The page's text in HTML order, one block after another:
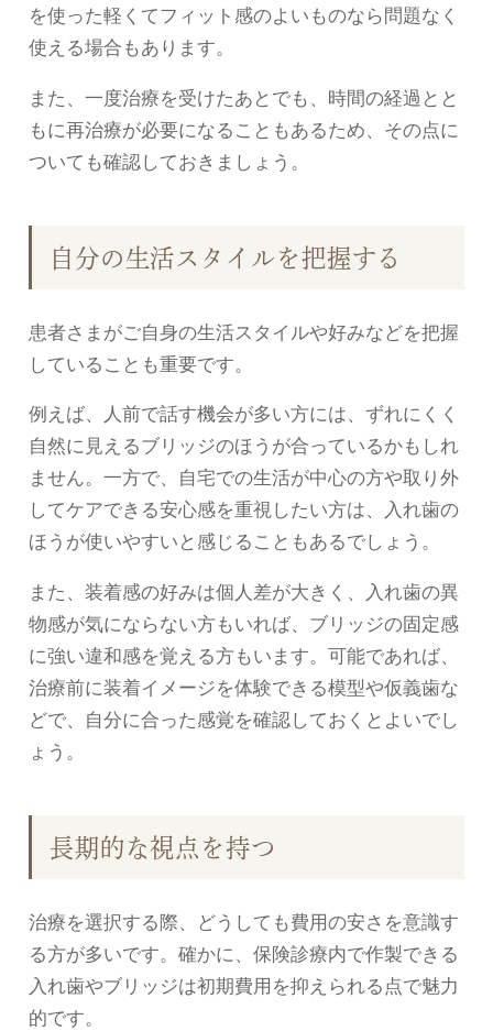
を使った軽くてフィット感のよいものなら問題なく
使える場合もあります。
また、一度治療を受けたあとでも、時間の経過とと
もに再治療が必要になることもあるため、その点に
ついても確認しておきましょう。
自分の生活スタイルを把握する
患者さまがご自身の生活スタイルや好みなどを把握
していることも重要です。
例えば、人前で話す機会が多い方には、ずれにくく
自然に見えるブリッジのほうが合っているかもしれ
ません。一方で、自宅での生活が中心の方や取り外
してケアできる安心感を重視したい方は、入れ歯の
ほうが使いやすいと感じることもあるでしょう。
また、装着感の好みは個人差が大きく、入れ歯の異
物感が気にならない方もいれば、ブリッジの固定感
に強い違和感を覚える方もいます。可能であれば、
治療前に装着イメージを体験できる模型や仮義歯な
どで、自分に合った感覚を確認しておくとよいでし
ょう。
長期的な視点を持つ
治療を選択する際、どうしても費用の安さを意識す
る方が多いです。確かに、保険診療内で作製できる
入れ歯やブリッジは初期費用を抑えられる点で魅力
的です。